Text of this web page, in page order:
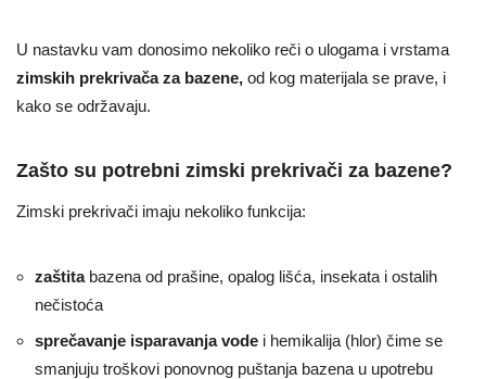
U nastavku vam donosimo nekoliko reči o ulogama i vrstama
zimskih prekrivača za bazene, od kog materijala se prave, i
kako se održavaju.
Zašto su potrebni zimski prekrivači za bazene?
Zimski prekrivači imaju nekoliko funkcija:
zaštita bazena od prašine, opalog lišća, insekata i ostalih
nečistoća
sprečavanje isparavanja vode i hemikalija (hlor) čime se
smanjuju troškovi ponovnog puštanja bazena u upotrebu